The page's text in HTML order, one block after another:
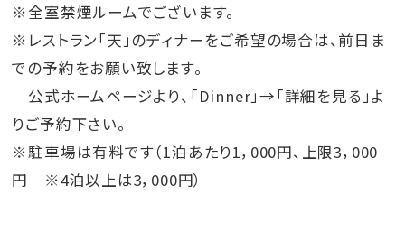
※全室禁煙ルームでございます。
※レストラン「天」のディナーをご希望の場合は、前日ま
での予約をお願い致します。
公式ホームページより、「Dinner」→「詳細を見る」よ
りご予約下さい。
※駐車場は有料です（1泊あたり1，000円、上限3，000
円 ※4泊以上は3，000円）